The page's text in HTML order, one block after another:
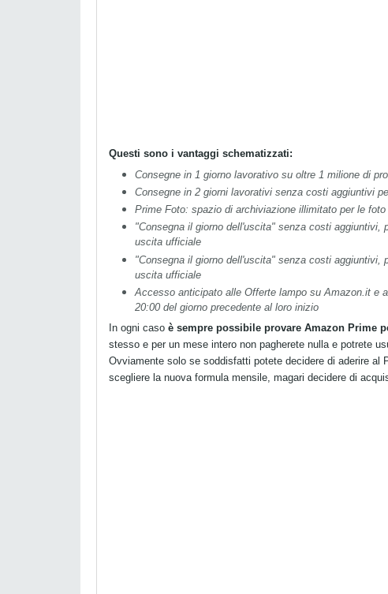
Questi sono i vantaggi schematizzati:
Consegne in 1 giorno lavorativo su oltre 1 milione di
Consegne in 2 giorni lavorativi senza costi aggiuntivi
Prime Foto: spazio di archiviazione illimitato per le foto
"Consegna il giorno dell'uscita" senza costi
uscita ufficiale
"Consegna il giorno dell'uscita" senza costi
uscita ufficiale
Accesso anticipato alle Offerte lampo su Amazon.it e
20:00 del giorno precedente al loro inizio
In ogni caso è sempre possibile provare Amazon Prime
stesso e per un mese intero non pagherete nulla e potrete
Ovviamente solo se soddisfatti potete decidere di aderire al
scegliere la nuova formula mensile, magari decidere di